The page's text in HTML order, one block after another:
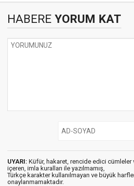
HABERE YORUM KAT
UYARI: Küfür, hakaret, rencide edici cümleler
içeren, imla kuralları ile yazılmamış,
Türkçe karakter kullanılmayan ve büyük
onaylanmamaktadır.